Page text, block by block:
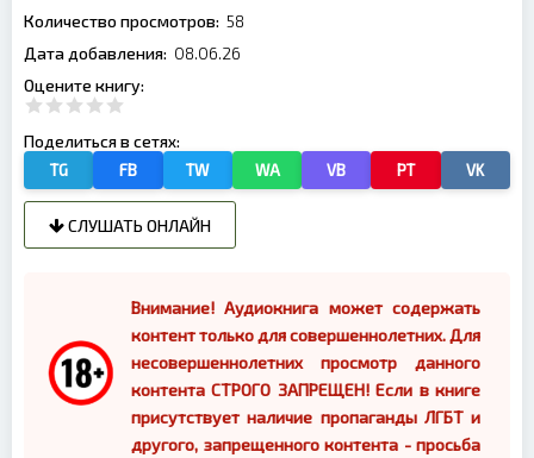
Количество просмотров: 58
Дата добавления: 08.06.26
Оцените книгу:
Поделиться в сетях:
TG FB TW WA VB PT VK
СЛУШАТЬ ОНЛАЙН
Внимание! Аудиокнига может содержать
контент только для совершеннолетних. Для
несовершеннолетних просмотр данного
контента СТРОГО ЗАПРЕЩЕН! Если в книге
присутствует наличие пропаганды ЛГБТ и
другого, запрещенного контента - просьба